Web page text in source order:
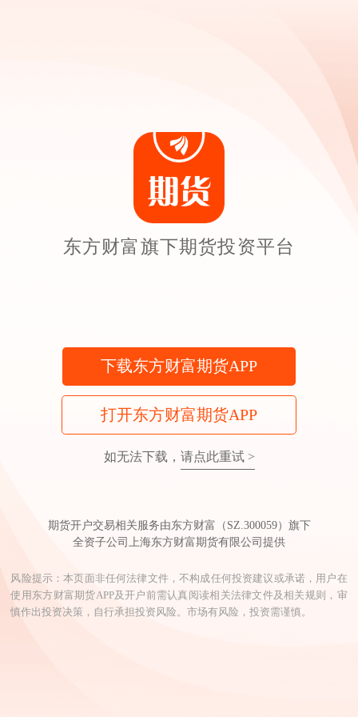
东方财富旗下期货投资平台
下载东方财富期货APP
打开东方财富期货APP
如无法下载， 请点此重试 >
期货开户交易相关服务由东方财富（SZ.300059）旗下
全资子公司上海东方财富期货有限公司提供
风险提示：本页面非任何法律文件，不构成任何投资建议或承诺，用户在
使用东方财富期货APP及开户前需认真阅读相关法律文件及相关规则，审
慎作出投资决策，自行承担投资风险。市场有风险，投资需谨慎。